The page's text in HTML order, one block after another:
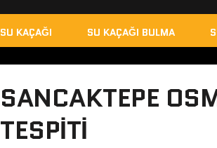
SU KAÇAĞI SU KAÇAĞI BULMA
SANCAKTEPE
TESPITI